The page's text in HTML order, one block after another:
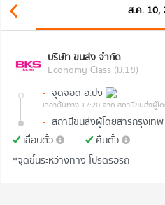
ส.ค. 10,
บริษัท ขนส่ง จำกัด
Economy Class (ม.1ข)
- จุดจอด อ.ปง
เวลาต้นทาง 17:20 จาก สถานีขนส่งผู้โ
- สถานีขนส่งผู้โดยสารกรุงเท
เลื่อนตั๋ว
คืนตั๋ว
*จุดขึ้นระหว่างทาง โปรดรอรถ